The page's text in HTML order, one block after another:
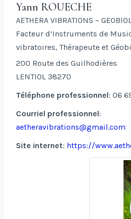
Yann ROUECHE
AETHERA VIBRATIONS –
Facteur d’Instruments de
vibratoires, Thérapeute et
200 Route des Guilhodières
LENTIOL 38270
Téléphone professionnel: 06
Courriel professionnel:
aetheravibrations@gmail.com
Site internet: https://